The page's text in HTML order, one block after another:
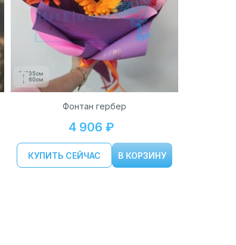
35см
60см
Фонтан гербер
4 906 ₽
КУПИТЬ СЕЙЧАС В КОРЗИНУ